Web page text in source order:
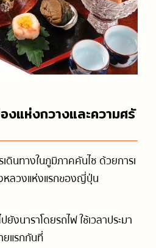
งแห่งกวางและความศรั
ดินทางในภูมิภาคคันไซ ด้วยการเ
หลวงแห่งแรกของญี่ปุ่น
งนาราโดยรถไฟ ใช้เวลาประมา
ยแรกกันที่